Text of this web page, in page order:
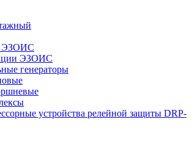
ЭЗОИС
генераторы
устройства релейной защиты DRP-